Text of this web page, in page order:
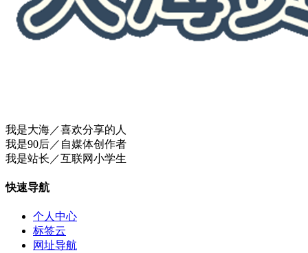
我是大海／喜欢分享的人
我是90后／自媒体创作者
我是站长／互联网小学生
快速导航
个人中心
标签云
网址导航